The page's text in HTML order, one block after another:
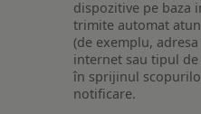
dispozitive pe baza
trimite automat
(de exemplu,
internet sau tipul
în sprijinul
notificare.